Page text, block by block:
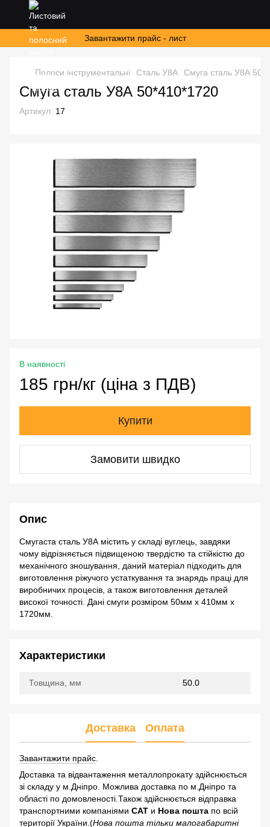
Завантажити прайс - лист
Полоси інструментальні Сталь У8А Смуга сталь У8А
Смуга сталь У8А 50*410*1720
Артикул: 17
В наявності
185 грн/кг (ціна з ПДВ)
Купити
Замовити швидко
Опис
Смугаста сталь У8А містить у складі вуглець, завдяки
чому відрізняється підвищеною твердістю та стійкістю до
механічного зношування, даний матеріал підходить для
виготовлення ріжучого устаткування та знарядь праці для
виробничих процесів, а також виготовлення деталей
високої точності. Дані смуги розміром 50мм х 410мм х
1720мм.
Характеристики
Товщина, мм 50.0
Доставка Оплата
Завантажити прайс
Доставка та відвантаження металлопрокату здійснюється
зі складу у м.Дніпро. Можлива доставка по м.Дніпро та
області по домовленості.Також здійснюється відправка
транспортними компаніями САТ и Нова пошта по всій
території України.(Нова пошта тільки малогабаритні